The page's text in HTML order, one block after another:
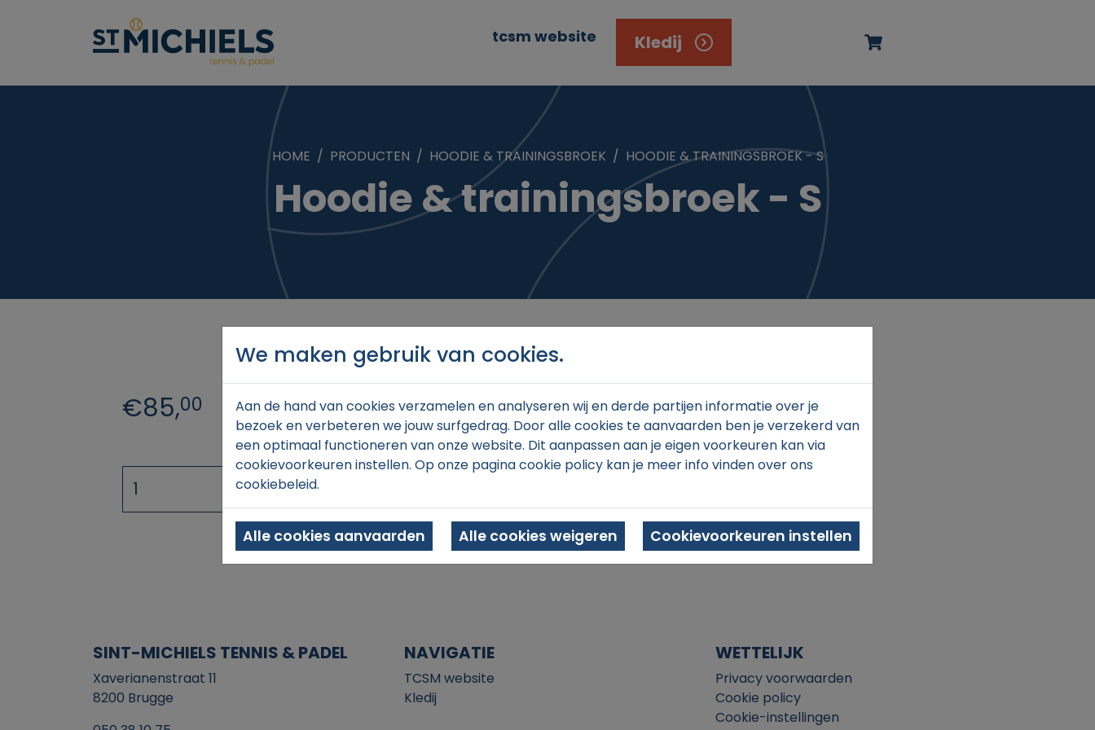
tcsm website Kledij
HOME PRODUCTEN HOODIE & TRAININGSBROEK HOODIE & TRAININGSBROEK - S
Hoodie & trainingsbroek - S
€85,00
SINT-MICHIELS TENNIS & PADEL
Xaverianenstraat 11
8200 Brugge
NAVIGATIE
TCSM website
Kledij
WETTELIJK
Privacy voorwaarden
Cookie policy
Cookie-instellingen
We maken gebruik van cookies.
Aan de hand van cookies verzamelen en analyseren wij en derde partijen informatie over je
bezoek en verbeteren we jouw surfgedrag. Door alle cookies te aanvaarden ben je verzekerd van
een optimaal functioneren van onze website. Dit aanpassen aan je eigen voorkeuren kan via
cookievoorkeuren instellen. Op onze pagina cookie policy kan je meer info vinden over ons
cookiebeleid.
Alle cookies aanvaarden Alle cookies weigeren Cookievoorkeuren instellen